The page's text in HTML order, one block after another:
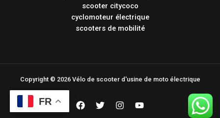
scooter citycoco
cyclomoteur électrique
scooters de mobilité
Copyright © 2026 Vélo de scooter d'usine de moto électrique
FR